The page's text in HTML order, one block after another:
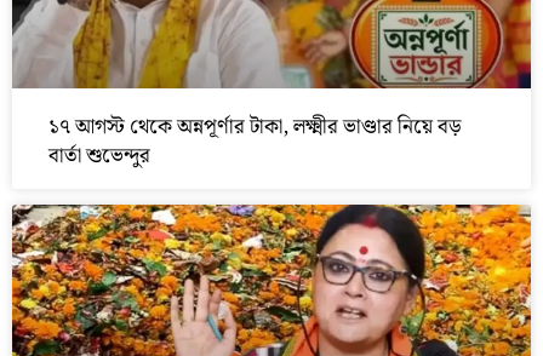
১৭ আগস্ট থেকে অন্নপূর্ণার টাকা, লক্ষ্মীর ভাণ্ডার নিয়ে বড়
বার্তা শুভেন্দুর